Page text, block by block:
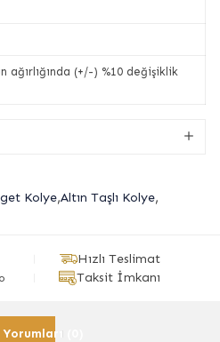
ağırlığında (+/-) %10 değişiklik
Kolye,Altın Taşlı Kolye,
Hızlı Teslimat
Taksit İmkanı
Yorumları (0)